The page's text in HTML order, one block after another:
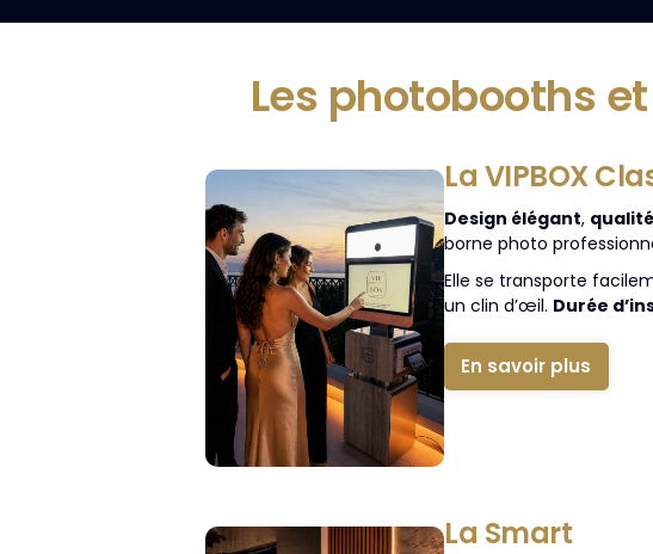
Les photobooths
La VIPBOX
Design élégant,
borne photo
Elle se transporte
un clin d’œil. Durée
En savoir plus
La Smart